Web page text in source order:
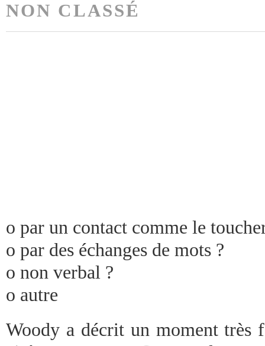
NON CLASSÉ
o par un contact comme le
o par des échanges de mots ?
o non verbal ?
o autre
Woody a décrit un moment très